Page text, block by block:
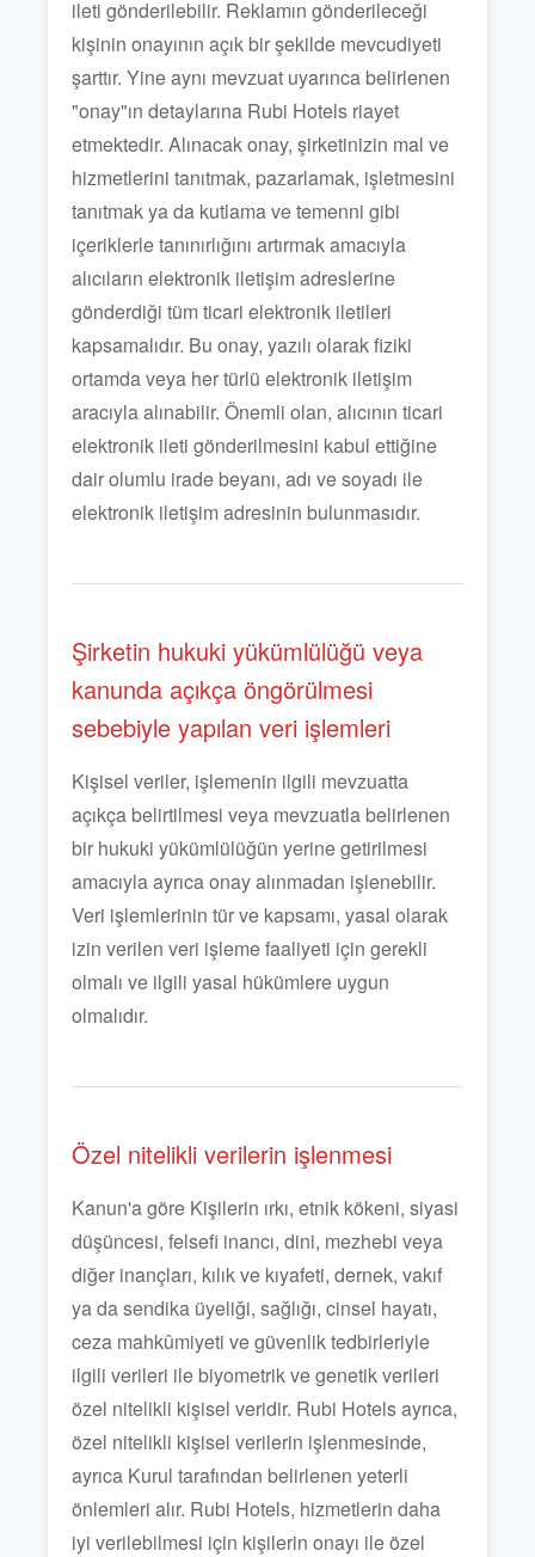
ileti gönderilebilir. Reklamın gönderileceği
kişinin onayının açık bir şekilde mevcudiyeti
şarttır. Yine aynı mevzuat uyarınca belirlenen
"onay"ın detaylarına Rubi Hotels riayet
etmektedir. Alınacak onay, şirketinizin mal ve
hizmetlerini tanıtmak, pazarlamak, işletmesini
tanıtmak ya da kutlama ve temenni gibi
içeriklerle tanınırlığını artırmak amacıyla
alıcıların elektronik iletişim adreslerine
gönderdiği tüm ticari elektronik iletileri
kapsamalıdır. Bu onay, yazılı olarak fiziki
ortamda veya her türlü elektronik iletişim
aracıyla alınabilir. Önemli olan, alıcının ticari
elektronik ileti gönderilmesini kabul ettiğine
dair olumlu irade beyanı, adı ve soyadı ile
elektronik iletişim adresinin bulunmasıdır.
Şirketin hukuki yükümlülüğü veya
kanunda açıkça öngörülmesi
sebebiyle yapılan veri işlemleri
Kişisel veriler, işlemenin ilgili mevzuatta
açıkça belirtilmesi veya mevzuatla belirlenen
bir hukuki yükümlülüğün yerine getirilmesi
amacıyla ayrıca onay alınmadan işlenebilir.
Veri işlemlerinin tür ve kapsamı, yasal olarak
izin verilen veri işleme faaliyeti için gerekli
olmalı ve ilgili yasal hükümlere uygun
olmalıdır.
Özel nitelikli verilerin işlenmesi
Kanun'a göre Kişilerin ırkı, etnik kökeni, siyasi
düşüncesi, felsefi inancı, dini, mezhebi veya
diğer inançları, kılık ve kıyafeti, dernek, vakıf
ya da sendika üyeliği, sağlığı, cinsel hayatı,
ceza mahkûmiyeti ve güvenlik tedbirleriyle
ilgili verileri ile biyometrik ve genetik verileri
özel nitelikli kişisel veridir. Rubi Hotels ayrıca,
özel nitelikli kişisel verilerin işlenmesinde,
ayrıca Kurul tarafından belirlenen yeterli
önlemleri alır. Rubi Hotels, hizmetlerin daha
iyi verilebilmesi için kişilerin onayı ile özel